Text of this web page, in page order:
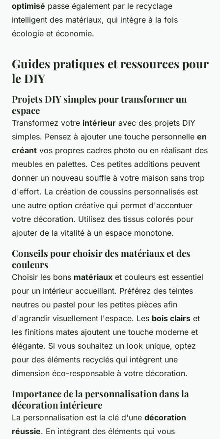
optimisé passe également par le recyclage
intelligent des matériaux, qui intègre à la fois
écologie et économie.
Guides pratiques et ressources pour
le DIY
Projets DIY simples pour transformer un
espace
Transformez votre intérieur avec des projets DIY
simples. Pensez à ajouter une touche personnelle en
créant vos propres cadres photo ou en réalisant des
meubles en palettes. Ces petites additions peuvent
donner un nouveau souffle à votre maison sans trop
d'effort. La création de coussins personnalisés est
une autre option créative qui permet d'accentuer
votre décoration. Utilisez des tissus colorés pour
ajouter de la vitalité à un espace monotone.
Conseils pour choisir des matériaux et des
couleurs
Choisir les bons matériaux et couleurs est essentiel
pour un intérieur accueillant. Préférez des teintes
neutres ou pastel pour les petites pièces afin
d'agrandir visuellement l'espace. Les bois clairs et
les finitions mates ajoutent une touche moderne et
élégante. Si vous souhaitez un look unique, optez
pour des éléments recyclés qui intègrent une
dimension éco-responsable à votre décoration.
Importance de la personnalisation dans la
décoration intérieure
La personnalisation est la clé d'une décoration
réussie. En intégrant des éléments qui vous